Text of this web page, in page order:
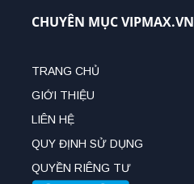
CHUYÊN MỤC VIPMAX.VN
TRANG CHỦ
GIỚI THIỆU
LIÊN HỆ
QUY ĐỊNH SỬ DỤNG
QUYỀN RIÊNG TƯ